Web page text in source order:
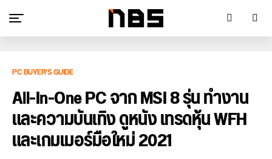
PC BUYER'S GUIDE
All-In-One PC จาก MSI 8 รุ่น ทำงาน
และความบันเทิง ดูหนัง เทรดหุ้น WFH
และเกมเมอร์มือใหม่ 2021